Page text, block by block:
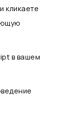
кликаете
в вашем